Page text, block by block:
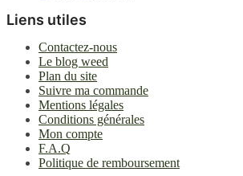
Liens utiles
Contactez-nous
Le blog weed
Plan du site
Suivre ma commande
Mentions légales
Conditions générales
Mon compte
F.A.Q
Politique de remboursement